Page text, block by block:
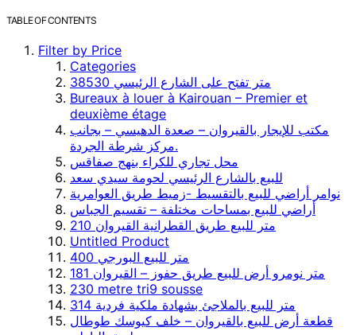
TABLE OF CONTENTS
Filter by Price
Categories
38530 متر تفتح على الشارع الرئيسي
Bureaux à louer à Kairouan – Premier et
deuxième étage
مكتب للإيجار بالقيروان – صعدة الدهيسي – بجانب
مركز شرطة الجردة.
محل تجاري للكراء بنهج صفاقس
للبيع بالشارع الرئيسي لحومة سيدي سعد
نوامر أراضي للبيع بالتقسيط -زميط طريق العوامرية
أراضي للبيع بمساحات مختلفة – تقسيم الجباس
210 متر للبيع طريق القطرانية القيروان
Untitled Product
400 متر للبيع البورجي
181 متر نومرو أرض للبيع طريق حفوز – القيروان
230 metre tri9 sousse
314 متر للبيع بالملاجئ بشهادة ملكية فردية
قطعة أرض للبيع بالقيروان – خلف كيوسك طوطال